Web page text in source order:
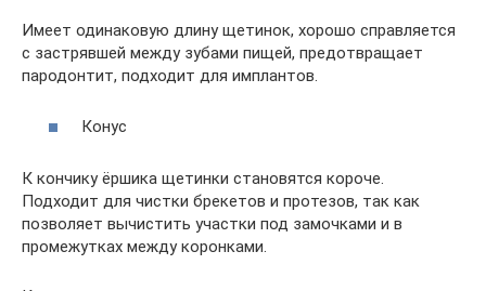
Имеет одинаковую длину щетинок, хорошо справляется
с застрявшей между зубами пищей, предотвращает
пародонтит, подходит для имплантов.
Конус
К кончику ёршика щетинки становятся короче.
Подходит для чистки брекетов и протезов, так как
позволяет вычистить участки под замочками и в
промежутках между коронками.